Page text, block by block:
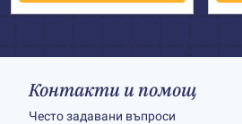
Контакти и помощ
Често задавани въпроси